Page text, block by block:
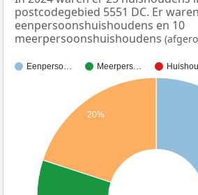
postcodegebied 5551 DC. Er
eenpersoonshuishoudens en 10
meerpersoonshuishoudens
Eenperso… Meerpers…
20%